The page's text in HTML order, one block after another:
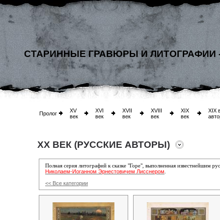
СТАРИННЫЕ ГРАВЮРЫ И ЛИТОГРАФИИ
Пролог
XV
век
XVI
век
XVII
век
XVIII
век
XIX
век
XIX
XX ВЕК (РУССКИЕ АВТОРЫ)
Полная серия литографий к сказке "Горе", выполненная известнейшим
Николаем-Иоганном Эрнестовичем Лисснером
<< Все категории